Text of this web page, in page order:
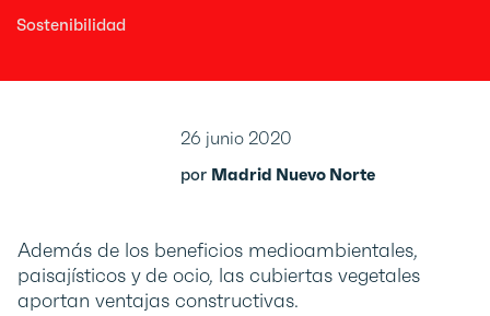
Sostenibilidad
Además de los beneficios medioambientales,
paisajísticos y de ocio, las cubiertas vegetales
aportan ventajas constructivas.
26 junio 2020
por Madrid Nuevo Norte